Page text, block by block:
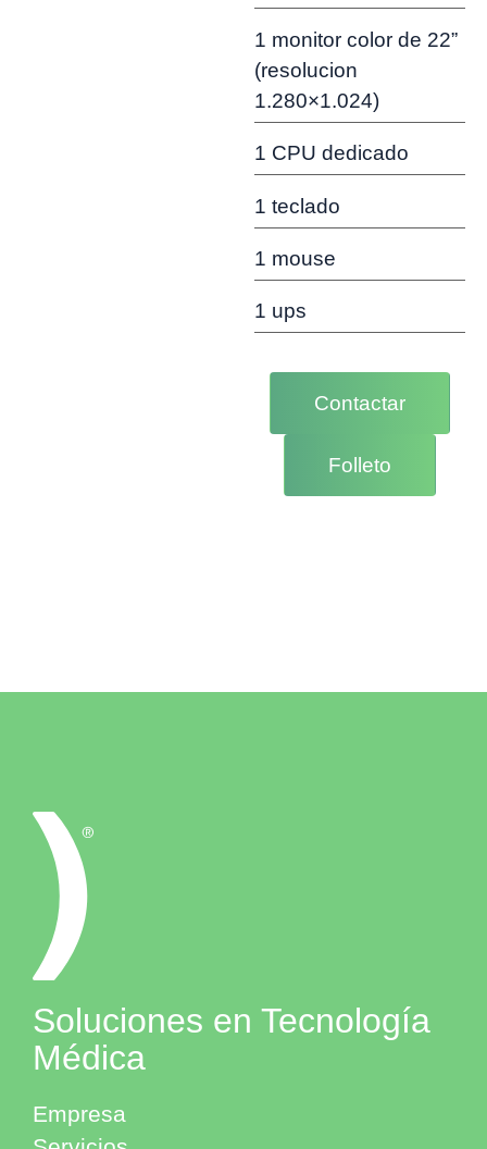
1 monitor color de 22”
(resolucion
1.280×1.024)
1 CPU dedicado
1 teclado
1 mouse
1 ups
Contactar
Folleto
Soluciones en Tecnología
Médica
Empresa